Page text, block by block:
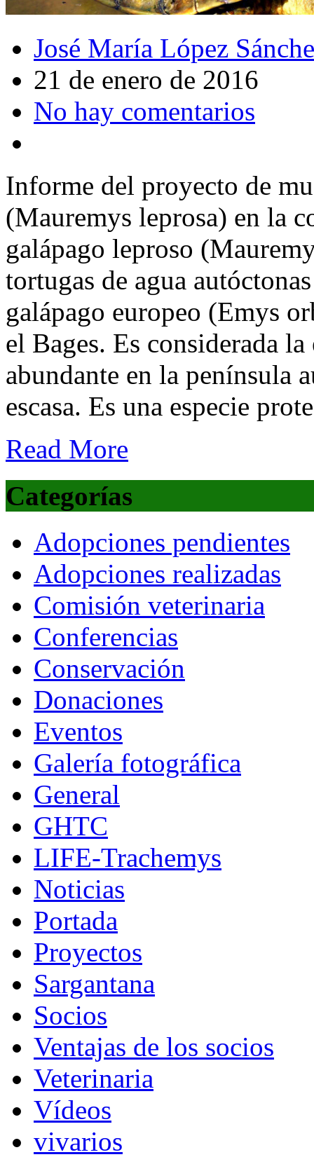
José María López
21 de enero de 2016
No hay comentarios
Informe del proyecto de
(Mauremys leprosa) en la
galápago leproso
tortugas de agua
galápago europeo (Emys
el Bages. Es considerada
abundante en la península
escasa. Es una especie
Read More
Categorías
Adopciones pendientes
Adopciones realizadas
Comisión veterinaria
Conferencias
Conservación
Donaciones
Eventos
Galería fotográfica
General
GHTC
LIFE-Trachemys
Noticias
Portada
Proyectos
Sargantana
Socios
Ventajas de los socios
Veterinaria
Vídeos
vivarios